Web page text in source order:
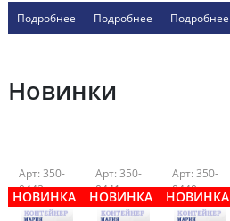
Подробнее Подробнее Подробнее
Новинки
Арт: 350-
0442
НОВИНКА
Арт: 350-
0441
НОВИНКА
Арт: 350-
0440
НОВИНКА